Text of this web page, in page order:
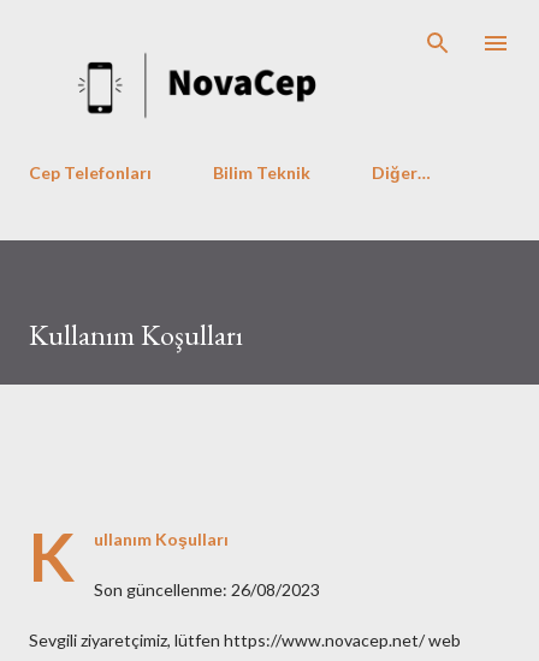
Cep Telefonları Bilim Teknik Diğer…
Kullanım Koşulları
K ullanım Koşulları
Son güncellenme: 26/08/2023
Sevgili ziyaretçimiz, lütfen https://www.novacep.net/ web